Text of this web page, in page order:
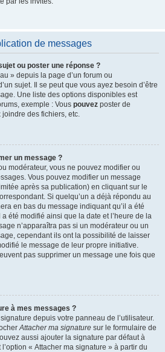
de messages
ou poster une réponse ?
» depuis la page d’un forum ou
sujet. Il se peut que vous ayez besoin d’être
Une liste des options disponibles est
exemple : Vous pouvez poster de
joindre des fichiers, etc.
un message ?
modérateur, vous ne pouvez modifier ou
Vous pouvez modifier un message
après sa publication) en cliquant sur le
Si quelqu’un a déjà répondu au
en bas du message indiquant qu’il a été
été modifié ainsi que la date et l’heure de la
n’apparaîtra pas si un modérateur ou un
cependant ils ont la possibilité de laisser
le message de leur propre initiative.
pas supprimer un message une fois que
à mes messages ?
depuis votre panneau de l’utilisateur.
Attacher ma signature sur le formulaire de
aussi ajouter la signature par défaut à
« Attacher ma signature » à partir du